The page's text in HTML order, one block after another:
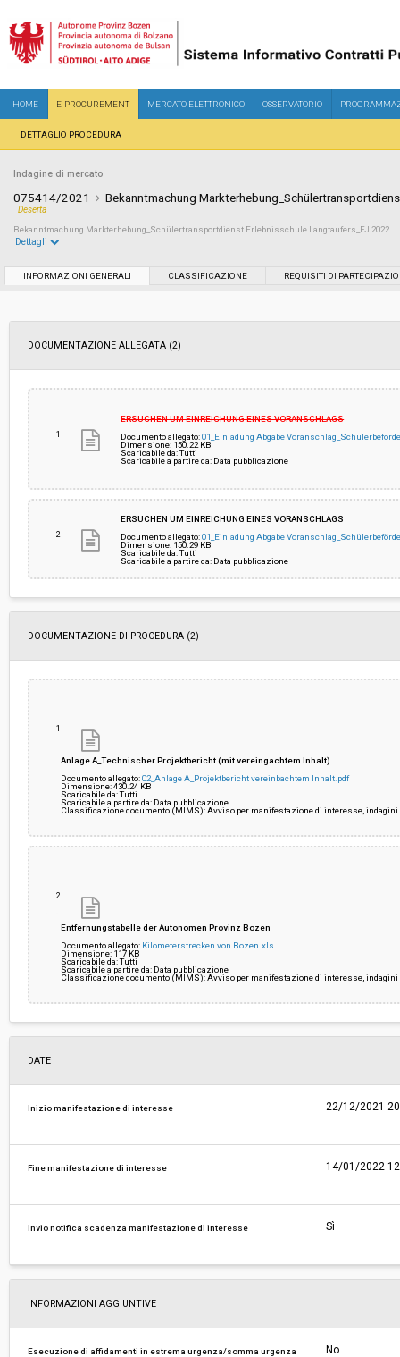
HOME E-PROCUREMENT MERCATO ELETTRONICO OSSERVATORIO
DETTAGLIO PROCEDURA
Indagine di mercato
075414/2021 Bekanntmachung
Deserta
Bekanntmachung Markterhebung_Schülertransportdienst Erlebnisschule Langtaufers_FJ 2022
Svolgimento:
Importo a base di gara soggetto a
ribasso:
Costi di sicurezza non soggetti a
ribasso:
-
Dettagli
INFORMAZIONI GENERALI CLASSIFICAZIONE REQUISITI DI
DOCUMENTAZIONE ALLEGATA (2)
1
ERSUCHEN UM EINREICHUNG EINES VORANSCHLAGS
Documento allegato:01_Einladung Abgabe
Dimensione: 150.22 KB
Scaricabile da: Tutti
Scaricabile a partire da: Data pubblicazione
2
ERSUCHEN UM EINREICHUNG EINES VORANSCHLAGS
Documento allegato:01_Einladung Abgabe
Dimensione: 150.29 KB
Scaricabile da: Tutti
Scaricabile a partire da: Data pubblicazione
DOCUMENTAZIONE DI PROCEDURA (2)
1
Anlage A_Technischer Projektbericht (mit vereingachtem Inhalt)
Documento allegato:02_Anlage A_Projektbericht vereinbachtem Inhalt.pdf
Dimensione: 430.24 KB
Scaricabile da: Tutti
Scaricabile a partire da: Data pubblicazione
Classificazione documento (MIMS): Avviso per manifestazione di interesse, indagini
2
Entfernungstabelle der Autonomen Provinz Bozen
Documento allegato: Kilometerstrecken von Bozen.xls
Dimensione: 117 KB
Scaricabile da: Tutti
Scaricabile a partire da: Data pubblicazione
Classificazione documento (MIMS): Avviso per manifestazione di interesse, indagini
DATE
Inizio manifestazione di interesse 22/12/2021
Fine manifestazione di interesse 14/01/2022
Invio notifica scadenza manifestazione di interesse Sì
INFORMAZIONI AGGIUNTIVE
Esecuzione di affidamenti in estrema urgenza/somma urgenza No